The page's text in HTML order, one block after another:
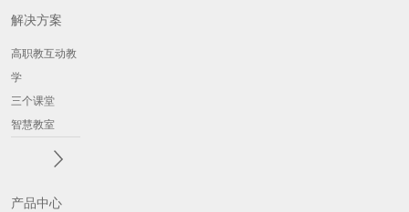
解决方案
高职教互动教
学
三个课堂
智慧教室
产品中心